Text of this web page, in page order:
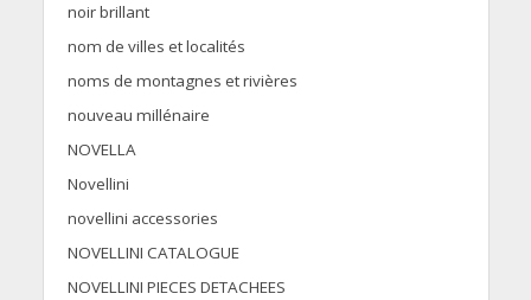
noir brillant
nom de villes et localités
noms de montagnes et rivières
nouveau millénaire
NOVELLA
Novellini
novellini accessories
NOVELLINI CATALOGUE
NOVELLINI PIECES DETACHEES